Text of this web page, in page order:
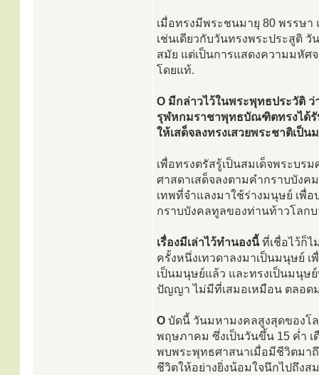
เมื่อทรงมีพระชนมายุ 80 พรรษา
เช่นเดียวกับวันทรงพระประสูติ
สมัย แต่เป็นการแสดงความมหัศ
โดยแท้.
O มีกล่าวไว้ในพระพุทธประวัติ
รุฬหกมราชาพุทธบัณฑิตทรงได้
ให้เสด็จลงทรงเสวยพระชาติเป็น
เพื่อทรงตรัสรู้เป็นสมเด็จพระบร
ศาสดาเสด็จลงตามคำกราบบังค
เทพที่จำแลงมาใช้ร่างมนุษย์ เพื่
กราบบังคลทูลของท่านท้าวโลก
เรื่องมีเล่าไว้ทำนองนี้ที่เชื่อไว้ก็ไ
ครั้งหนึ่งเทวดาลงมาเป็นมนุษย์
เป็นมนุษย์แล้ว และทรงเป็นมนุ
ปัญญา ไม่มีที่เสมอเหมือน ตลอด
O บัดนี้ วันมหามงคลสูงสุดของโ
พฤษภาคม ซึ่งเป็นวันขึ้น 15 ค่ำ
พบพระพุทธศาสนาเมื่อมีชีวิตมาถึ
ชีวิตให้อย่างยิ่งน้อมใจนึกไปถึง